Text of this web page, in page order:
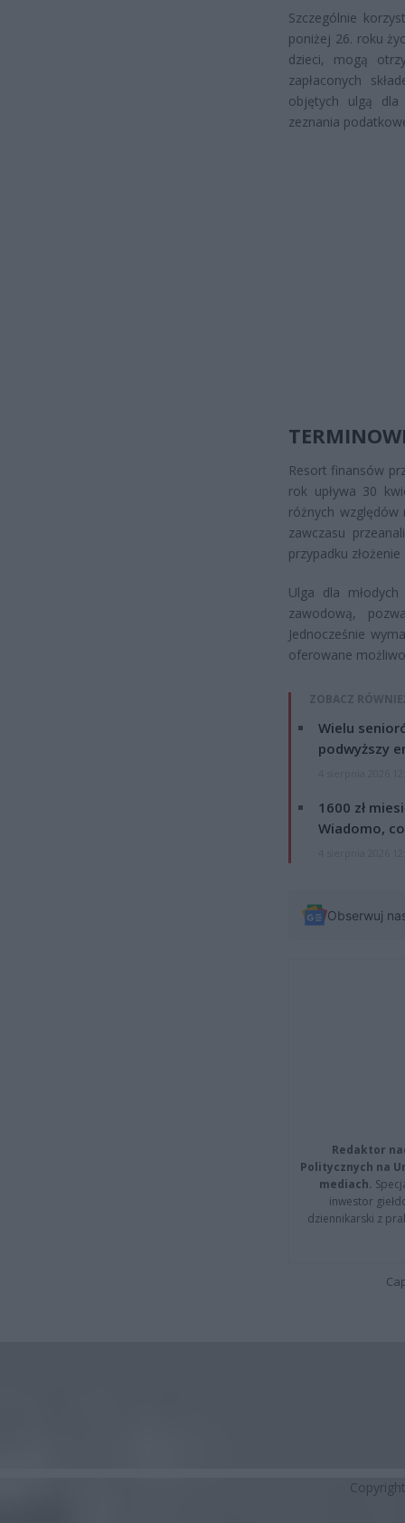
Szczególnie
poniżej 26. roku
dzieci, mogą
zapłaconych
objętych ulgą dla
zeznania
Resort finansów
rok upływa 30
różnych
zawczasu
przypadku
Ulga dla
zawodową,
Jednocześnie
oferowane
ZOBACZ
Wielu
podwyższy
1600 zł
Wiadomo,
Obserwuj
Redaktor
Politycznych na
mediach.
inwestor
dziennikarski z